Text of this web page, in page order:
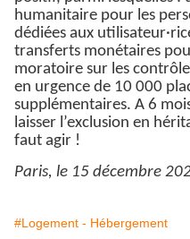
humanitaire pour les
dédiées aux
transferts monétaires
moratoire sur les
en urgence de 10 000
supplémentaires. A 6
laisser l’exclusion en
faut agir !
Paris, le 15 décembre
#Logement - Hébergement